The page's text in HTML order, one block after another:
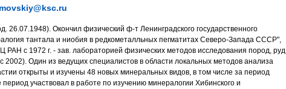
Окончил физический ф-т Ленинградского государственного
тантала и ниобия в редкометалльных пегматитах Северо-Запада СССР",
РАН c 1972 г. - зав. лабораторией физических методов исследования пород, руд
2002). Один из ведущих специалистов в области локальных методов анализа
открыты и изучены 48 новых минеральных видов, в том числе за период
участвовал в работе по изучению минералогии Хибинского и